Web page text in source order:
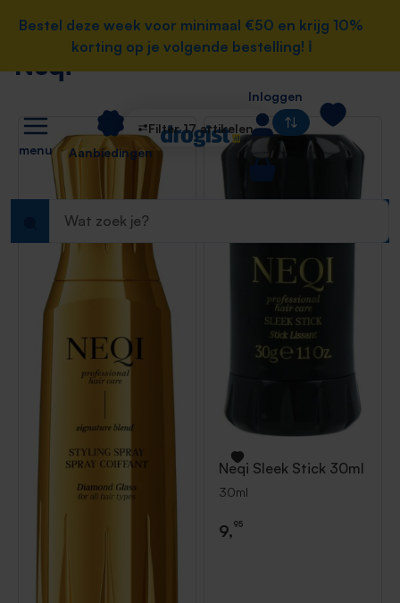
hoofdinhoud
Bestel deze week voor minimaal €50 en krijg 10%
korting op je volgende bestelling! ℹ️
Bestel deze week voor minimaal €50 en krijg 10%
korting op je volgende bestelling! ℹ️
menu Aanbiedingen
Inloggen
Home
Merken
Neqi
Filter 17 artikelen
Neqi Sleek Stick 30ml
30ml
9,95